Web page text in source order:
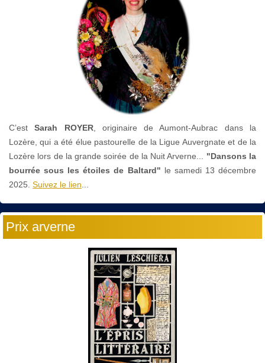
C’estSarah ROYER, originaire de Aumont-Aubrac dans la
Lozère, qui a été élue pastourelle de la Ligue Auvergnate et de la
Lozère lors de la grande soirée de la Nuit Arverne... "Dansons la
bourrée sous les étoiles de Baltard" le samedi 13 décembre
2025. Suivez le lien...
Prix arverne